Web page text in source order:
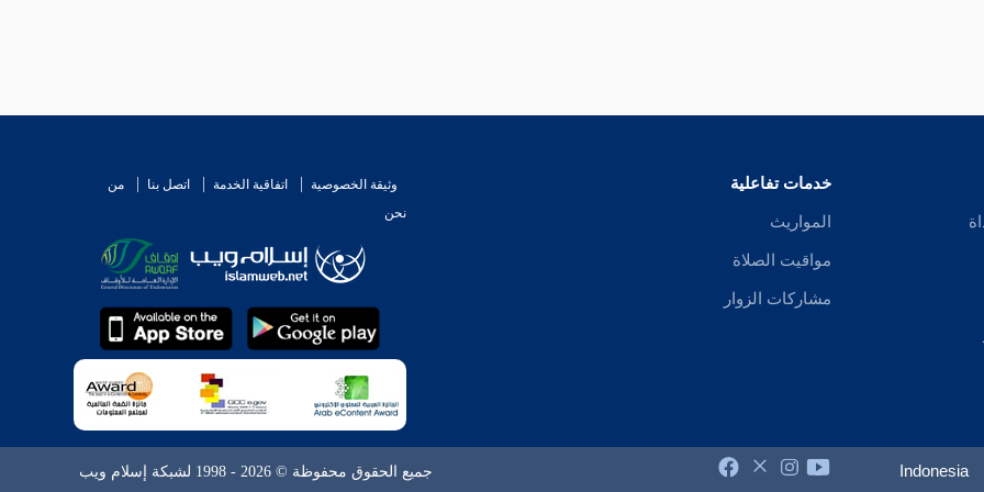
خدمات تفاعلية
المواريث
مواقيت الصلاة
مشاركات الزوار
وثيقة الخصوصية اتفاقية الخدمة اتصل بنا
من
نحن
Indonesia جميع الحقوق محفوظة © 2026 - 1998 لشبكة إسلام ويب